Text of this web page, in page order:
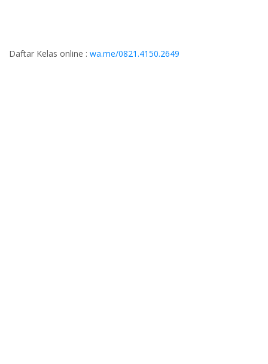
Daftar Kelas online : wa.me/0821.4150.2649